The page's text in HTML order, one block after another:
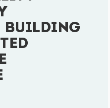
BUILDING